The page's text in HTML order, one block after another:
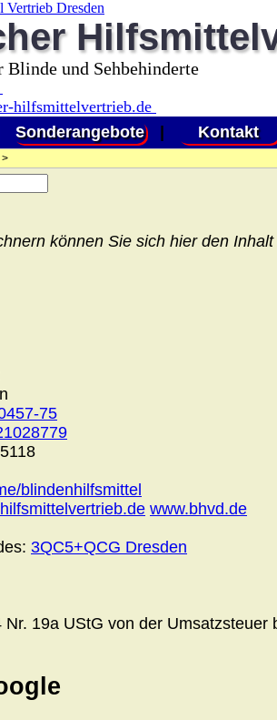
und Sehbehinderte
hilfsmittelvertrieb.de
Sonderangebote Kontakt
>
können Sie sich hier den
75
blindenhilfsmittel
www.bhvd.de
3QC5+QCG Dresden
19a UStG von der Umsatzsteuer